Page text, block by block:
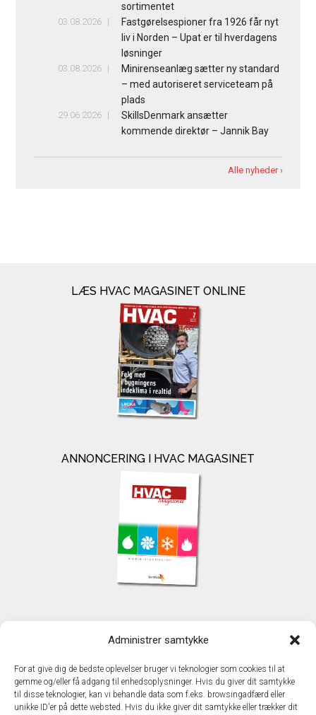
Administrer samtykke
For at give dig de bedste oplevelser bruger vi teknologier som cookies til at
gemme og/eller få adgang til enhedsoplysninger. Hvis du giver dit samtykke
til disse teknologier, kan vi behandle data som f.eks. browsingadfærd eller
unikke ID'er på dette websted. Hvis du ikke giver dit samtykke eller trækker dit
sortimentet
03.08.2026
Fastgørelsespioner fra 1926 får nyt
liv i Norden – Upat er til hverdagens
løsninger
03.08.2026
Minirenseanlæg sætter ny standard
– med autoriseret serviceteam på
plads
29.06.2026
SkillsDenmark ansætter
kommende direktør – Jannik Bay
Alle nyheder ›
LÆS HVAC MAGASINET ONLINE
ANNONCERING I HVAC MAGASINET
TechMedia A/S
DK - 2600 Glostrup
www.techmedia.dk
Telefon: +45 43 24 26 28